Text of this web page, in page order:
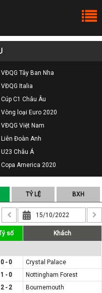
VĐQG Tây Ban Nha
VĐQG Italia
Cúp C1 Châu Âu
Vòng loại Euro 2020
VĐQG Việt Nam
Liên Đoàn Anh
U23 Châu Á
Copa America 2020
TỶ LỆ BXH
số Khách
0 - 0
Crystal Palace
1 - 0
Nottingham Forest
2 - 2
Bournemouth